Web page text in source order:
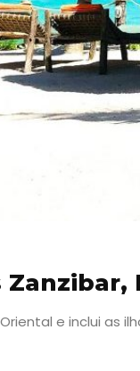
e inclui as